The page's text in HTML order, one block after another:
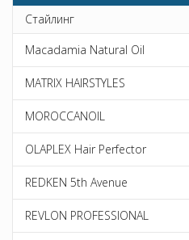
Стайлинг
Macadamia Natural Oil
MATRIX HAIRSTYLES
MOROCCANOIL
OLAPLEX Hair Perfector
REDKEN 5th Avenue
REVLON PROFESSIONAL